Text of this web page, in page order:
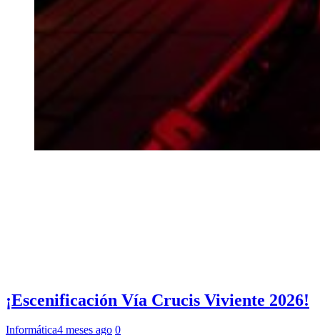
¡Escenificación Vía Crucis Viviente 2026!
Informática4 meses ago 0